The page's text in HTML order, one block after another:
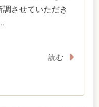
させていただき
読む